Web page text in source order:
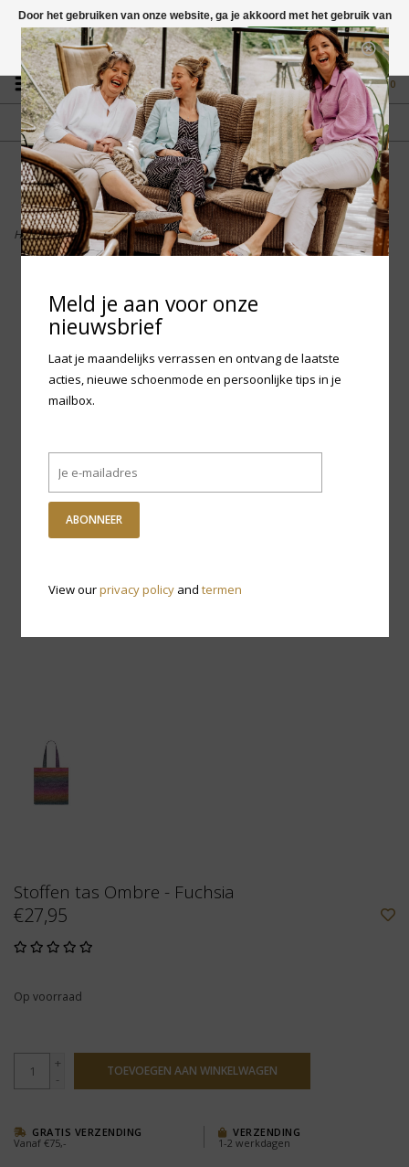
Vragen? App naar +31 58 250 1503
0
GRATIS VERZENDING NL
Vanaf € 75,-
FYSIEKE WINKEL
in Mantgum (frl)
fdad
Home>Stoffen tas Ombre - Fuchsia
Stoffen tas Ombre - Fuchsia
€27,95
Op voorraad
+
-
TOEVOEGEN AAN WINKELWAGEN
GRATIS VERZENDING
Vanaf €75,-
VERZENDING
1-2 werkdagen
Door het gebruiken van onze website, ga je akkoord met het gebruik van
cookies om onze website te verbeteren.
Dit bericht verbergen
Meer over cookies »
Meld je aan voor onze
nieuwsbrief
Laat je maandelijks verrassen en ontvang de laatste
acties, nieuwe schoenmode en persoonlijke tips in je
mailbox.
ABONNEER
View ourprivacy policyand termen